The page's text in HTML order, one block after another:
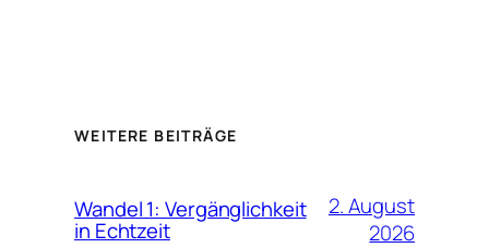
WEITERE BEITRÄGE
Wandel 1: Vergänglichkeit
in Echtzeit
2. August
2026